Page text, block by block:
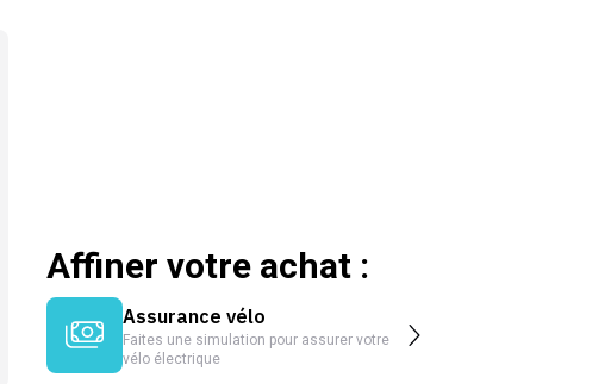
Affiner votre achat :
Assurance vélo
Faites une simulation pour assurer votre
vélo électrique